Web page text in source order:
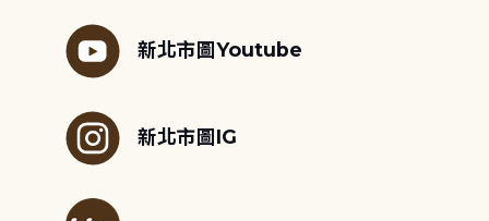
新北市圖Youtube
新北市圖IG